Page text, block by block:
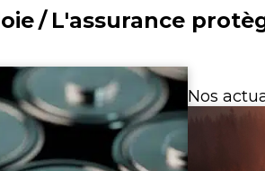
/ L'assurance
Nos